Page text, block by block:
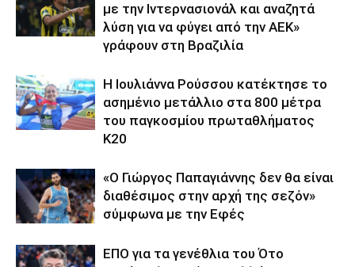
με την Ιντερνασιονάλ και αναζητά
λύση για να φύγει από την ΑΕΚ»
γράφουν στη Βραζιλία
Η Ιουλιάννα Ρούσσου κατέκτησε το
ασημένιο μετάλλιο στα 800 μέτρα
του παγκοσμίου πρωταθλήματος
Κ20
«Ο Γιώργος Παπαγιάννης δεν θα είναι
διαθέσιμος στην αρχή της σεζόν»
σύμφωνα με την Εφές
ΕΠΟ για τα γενέθλια του Ότο